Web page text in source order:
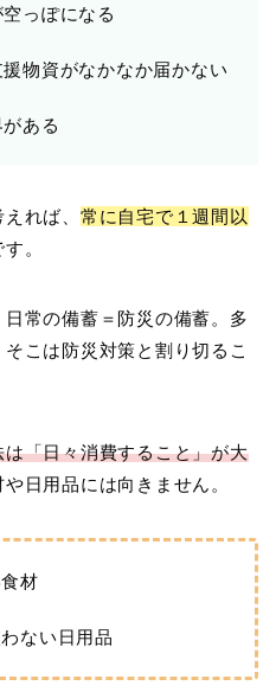
っぽになる
物資がなかなか届かない
ある
れば、 常に自宅で１週間以
。
常の備蓄＝防災の備蓄。多
こは防災対策と割り切るこ
「日々消費すること」が大
日用品には向きません。
材
ない日用品